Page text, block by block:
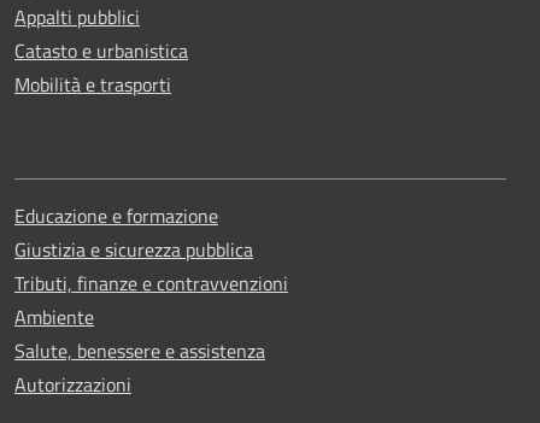
Appalti pubblici
Catasto e urbanistica
Mobilità e trasporti
Educazione e formazione
Giustizia e sicurezza pubblica
Tributi, finanze e contravvenzioni
Ambiente
Salute, benessere e assistenza
Autorizzazioni